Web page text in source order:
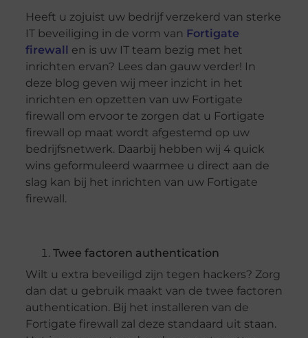
Heeft u zojuist uw bedrijf verzekerd van sterke
IT beveiliging in de vorm van Fortigate
firewall en is uw IT team bezig met het
inrichten ervan? Lees dan gauw verder! In
deze blog geven wij meer inzicht in het
inrichten en opzetten van uw Fortigate
firewall om ervoor te zorgen dat u Fortigate
firewall op maat wordt afgestemd op uw
bedrijfsnetwerk. Daarbij hebben wij 4 quick
wins geformuleerd waarmee u direct aan de
slag kan bij het inrichten van uw Fortigate
firewall.
Twee factoren authentication
Wilt u extra beveiligd zijn tegen hackers? Zorg
dan dat u gebruik maakt van de twee factoren
authentication. Bij het installeren van de
Fortigate firewall zal deze standaard uit staan.